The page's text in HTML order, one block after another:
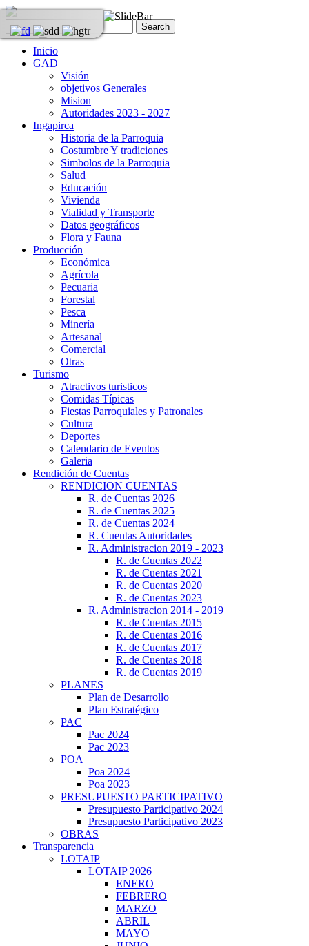
Inicio
GAD
Visión
objetivos Generales
Mision
Autoridades 2023 - 2027
Ingapirca
Historia de la Parroquia
Costumbre Y tradiciones
Simbolos de la Parroquia
Salud
Educación
Vivienda
Vialidad y Transporte
Datos geográficos
Flora y Fauna
Producción
Económica
Agrícola
Pecuaria
Forestal
Pesca
Minería
Artesanal
Comercial
Otras
Turismo
Atractivos turisticos
Comidas Típicas
Fiestas Parroquiales y Patronales
Cultura
Deportes
Calendario de Eventos
Galeria
Rendición de Cuentas
RENDICION CUENTAS
R. de Cuentas 2026
R. de Cuentas 2025
R. de Cuentas 2024
R. Cuentas Autoridades
R. Administracion 2019 - 2023
R. de Cuentas 2022
R. de Cuentas 2021
R. de Cuentas 2020
R. de Cuentas 2023
R. Administracion 2014 - 2019
R. de Cuentas 2015
R. de Cuentas 2016
R. de Cuentas 2017
R. de Cuentas 2018
R. de Cuentas 2019
PLANES
Plan de Desarrollo
Plan Estratégico
PAC
Pac 2024
Pac 2023
POA
Poa 2024
Poa 2023
PRESUPUESTO PARTICIPATIVO
Presupuesto Participativo 2024
Presupuesto Participativo 2023
OBRAS
Transparencia
LOTAIP
LOTAIP 2026
ENERO
FEBRERO
MARZO
ABRIL
MAYO